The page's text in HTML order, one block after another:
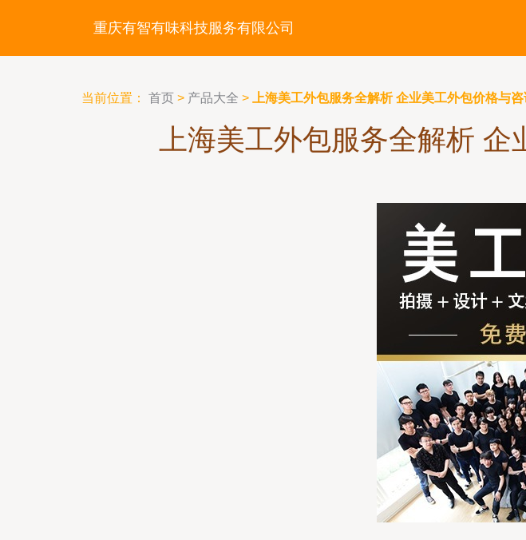
重庆有智有味科技服务有限公司
当前位置： 首页 > 产品大全 > 上海美工外包服务全解析 企业美工外包价格与
上海美工外包服务全解析